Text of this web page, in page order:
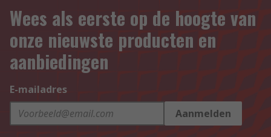
Wees als eerste op de hoogte van
onze nieuwste producten en
aanbiedingen
E-mailadres
Aanmelden